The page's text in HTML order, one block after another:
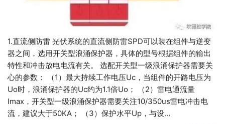
1.直流侧防雷 光伏系统的直流侧防雷SPD可以装在组件与逆变
器之间，选用开关型浪涌保护器，具体的型号根据组件的输出
特性和冲击放电电流有关。 选配开关型一级浪涌保护器需要关
心的参数： （1）最大持续工作电压Uc，当组件的开路电压为
Uo时，浪涌保护器的Uc约为1.1倍Uo； （2）雷电通流量
Imax，开关型一级浪涌保护器需要关注10/350us雷电冲击电
流，建议大于50KA； （3）保护水平Up，与设…